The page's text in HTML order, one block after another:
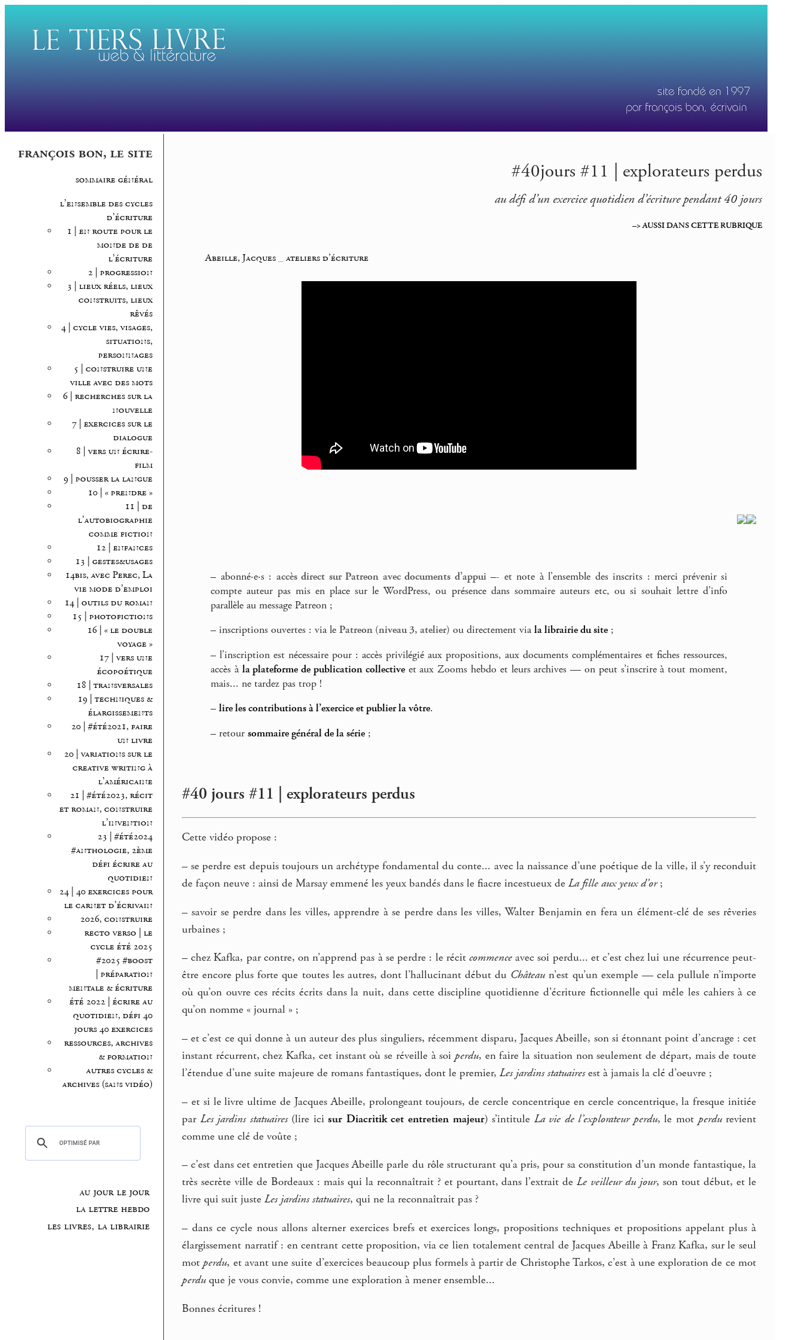
françois bon, le site
sommaire général
l’ensemble des cycles
d’écriture
1 | en route pour le
monde de de
l’écriture
2 | progression
3 | lieux réels, lieux
construits, lieux
rêvés
4 | cycle vies, visages,
situations,
personnages
5 | construire une
ville avec des mots
6 | recherches sur la
nouvelle
7 | exercices sur le
dialogue
8 | vers un écrire-
film
9 | pousser la langue
10 | « prendre »
11 | de
l’autobiographie
comme fiction
12 | enfances
13 | gestes&usages
14bis, avec Perec, La
vie mode d’emploi
14 | outils du roman
15 | photofictions
16 | « le double
voyage »
17 | vers une
écopoétique
18 | transversales
19 | techniques &
élargissements
20 | #été2021, faire
un livre
20 | variations sur le
creative writing à
l’américaine
21 | #été2023, récit
et roman, construire
l’invention
23 | #été2024
#anthologie, 2ème
défi écrire au
quotidien
24 | 40 exercices pour
le carnet d’écrivain
2026, construire
recto verso | le
cycle été 2025
#2025 #boost
| préparation
mentale & écriture
été 2022 | écrire au
quotidien, défi 40
jours 40 exercices
ressources, archives
& formation
autres cycles &
archives (sans vidéo)
au jour le jour
la lettre hebdo
les livres, la librairie
#40jours #11 | explorateurs perdus
au défi d’un exercice quotidien d’écriture pendant 40 jours
–> AUSSI DANS CETTE RUBRIQUE
Abeille, Jacques _ateliers d’écriture
– abonné·e·s : accès direct sur Patreon avec documents d’appui–- et note à l’ensemble des inscrits : merci prévenir si
compte auteur pas mis en place sur le WordPress, ou présence dans sommaire auteurs etc, ou si souhait lettre d’info
parallèle au message Patreon ;
– inscriptions ouvertes : via le Patreon (niveau 3, atelier) ou directement viala librairie du site ;
– l’inscription est nécessaire pour : accès privilégié aux propositions, aux documents complémentaires et fiches ressources,
accès à la plateforme de publication collectiveet aux Zooms hebdo et leurs archives — on peut s’inscrire à tout moment,
mais... ne tardez pas trop !
– lire les contributions à l’exercice et publier la vôtre.
– retour sommaire général de la série ;
#40 jours #11 | explorateurs perdus
Cette vidéo propose :
– se perdre est depuis toujours un archétype fondamental du conte... avec la naissance d’une poétique de la ville, il s’y reconduit
de façon neuve : ainsi de Marsay emmené les yeux bandés dans le fiacre incestueux de La fille aux yeux d’or;
– savoir se perdre dans les villes, apprendre à se perdre dans les villes, Walter Benjamin en fera un élément-clé de ses rêveries
urbaines ;
– chez Kafka, par contre, on n’apprend pas à se perdre : le récit commenceavec soi perdu... et c’est chez lui une récurrence peut-
être encore plus forte que toutes les autres, dont l’hallucinant début du Châteaun’est qu’un exemple — cela pullule n’importe
où qu’on ouvre ces récits écrits dans la nuit, dans cette discipline quotidienne d’écriture fictionnelle qui mêle les cahiers à ce
qu’on nomme « journal » ;
– et c’est ce qui donne à un auteur des plus singuliers, récemment disparu, Jacques Abeille, son si étonnant point d’ancrage : cet
instant récurrent, chez Kafka, cet instant où se réveille à soiperdu, en faire la situation non seulement de départ, mais de toute
l’étendue d’une suite majeure de romans fantastiques, dont le premier, Les jardins statuairesest à jamais la clé d’oeuvre ;
– et si le livre ultime de Jacques Abeille, prolongeant toujours, de cercle concentrique en cercle concentrique, la fresque initiée
par Les jardins statuaires(lire icisur Diacritik cet entretien majeur) s’intitule La vie de l’explorateur perdu, le mot perdurevient
comme une clé de voûte ;
– c’est dans cet entretien que Jacques Abeille parle du rôle structurant qu’a pris, pour sa constitution d’un monde fantastique, la
très secrète ville de Bordeaux : mais qui la reconnaîtrait ? et pourtant, dans l’extrait deLe veilleur du jour, son tout début, et le
livre qui suit juste Les jardins statuaires, qui ne la reconnaîtrait pas ?
– dans ce cycle nous allons alterner exercices brefs et exercices longs, propositions techniques et propositions appelant plus à
élargissement narratif : en centrant cette proposition, via ce lien totalement central de Jacques Abeille à Franz Kafka, sur le seul
motperdu, et avant une suite d’exercices beaucoup plus formels à partir de Christophe Tarkos, c’est à une exploration de ce mot
perduque je vous convie, comme une exploration à mener ensemble...
Bonnes écritures !